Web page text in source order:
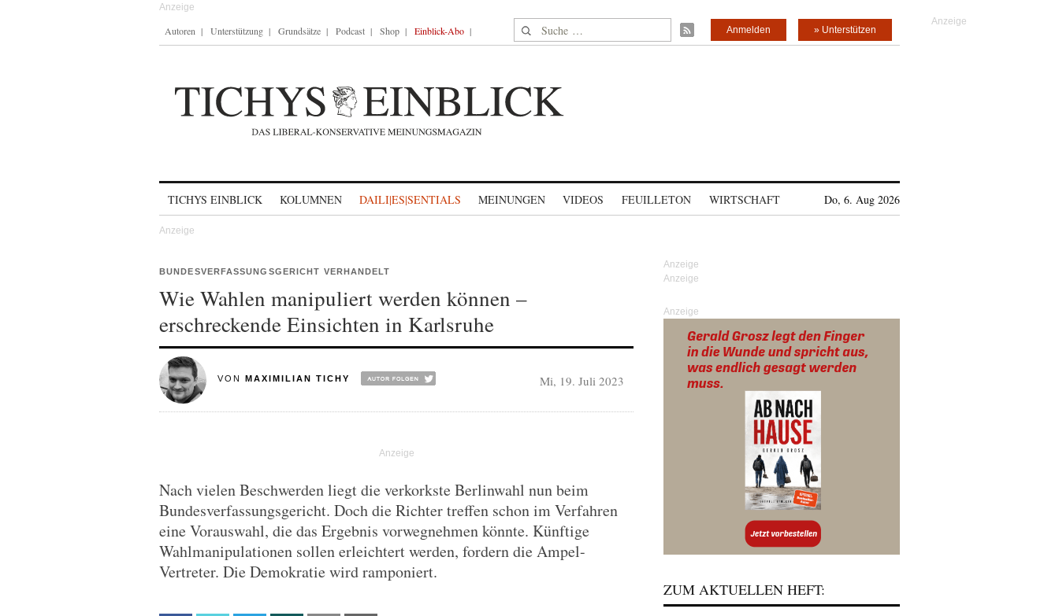
Autoren Unterstützung Grundsätze Podcast Shop Einblick-Abo Suche nach: » Unterstützen
Anmelden
TICHYS EINBLICK KOLUMNEN DAILI|ES|SENTIALS MEINUNGEN VIDEOS FEUILLETON WIRTSCHAFT Do, 6. Aug 2026
BUNDESVERFASSUNGSGERICHT VERHANDELT
Wie Wahlen manipuliert werden können –
erschreckende Einsichten in Karlsruhe
VON MAXIMILIAN TICHY Mi, 19. Juli 2023
Nach vielen Beschwerden liegt die verkorkste Berlinwahl nun beim
Bundesverfassungsgericht. Doch die Richter treffen schon im Verfahren
eine Vorauswahl, die das Ergebnis vorwegnehmen könnte. Künftige
Wahlmanipulationen sollen erleichtert werden, fordern die Ampel-
Vertreter. Die Demokratie wird ramponiert.
Anzeige
ZUM AKTUELLEN HEFT: